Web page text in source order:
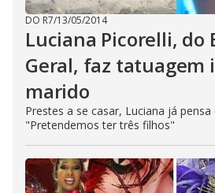
DO R7/13/05/2014
Luciana Picorelli, do
Geral, faz tatuagem
marido
Prestes a se casar, Luciana já
"Pretendemos ter três filhos"